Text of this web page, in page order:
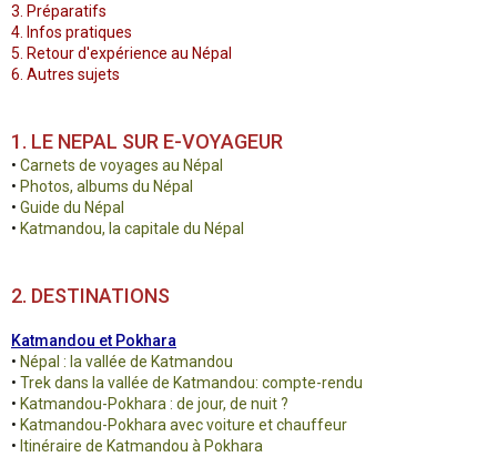
3. Préparatifs
4. Infos pratiques
5. Retour d'expérience au Népal
6. Autres sujets
1. LE NEPAL SUR E-VOYAGEUR
• Carnets de voyages au Népal
• Photos, albums du Népal
• Guide du Népal
• Katmandou, la capitale du Népal
2. DESTINATIONS
Katmandou et Pokhara
• Népal : la vallée de Katmandou
• Trek dans la vallée de Katmandou: compte-rendu
• Katmandou-Pokhara : de jour, de nuit ?
• Katmandou-Pokhara avec voiture et chauffeur
• Itinéraire de Katmandou à Pokhara